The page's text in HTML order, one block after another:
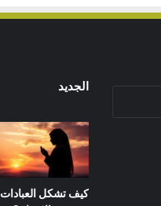
الجديد
كيف تشكل العبادات